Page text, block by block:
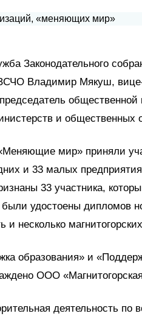
Законодательного
Владимир Мякуш,
и общественных
мир» приняли
и 33 малых
33 участника,
были удостоены дипломов
и несколько
образования» и
ООО
деятельность по